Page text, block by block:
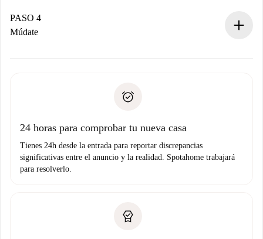
contacto con el propietario.
Si es rechazada: No te haremos ningún cargo y te
Prueba de solvencia
PASO 4
Múdate
no nos comunicas ningún problema.
24 horas para comprobar tu nueva casa
Tienes 24h desde la entrada para reportar discrepancias
significativas entre el anuncio y la realidad. Spotahome trabajará
para resolverlo.